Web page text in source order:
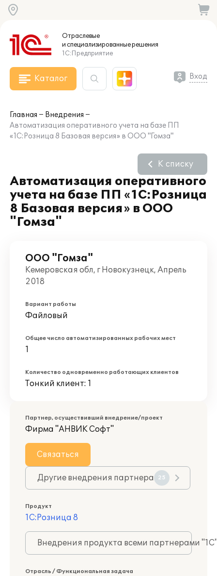
Отраслевые
и специализированныерешения
1С:Предприятие
Каталог Вход
Главная
Внедрения
Автоматизация оперативного учета на базе ПП
«1С:Розница 8 Базовая версия» в ООО "Гомза"
Автоматизация оперативного
учета на базе ПП «1С:Розница
8 Базовая версия» в ООО
"Гомза"
К списку
ООО "Гомза"
Кемеровская обл, г Новокузнецк, Апрель
2018
Вариант работы
Файловый
Общее число автоматизированных рабочих мест
1
Количество одновременно работающих клиентов
Тонкий клиент: 1
Партнер, осуществивший внедрение/проект
Фирма "АНВИК Софт"
Связаться
Другие внедрения партнера 25
Продукт
1С:Розница 8
Внедрения продукта всеми партнерами
Отрасль / Функциональная задача